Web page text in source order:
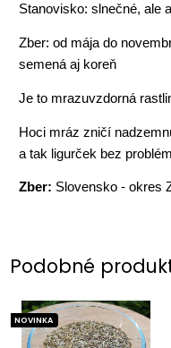
Stanovisko: slnečné, ale
Zber: od mája do
semená aj koreň
Je to mrazuvzdorná
Hoci mráz zničí
a tak ligurček bez
Zber: Slovensko - okres
Podobné
NOVINKA